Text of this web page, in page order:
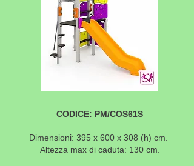
CODICE: PM/COS61S
Dimensioni: 395 x 600 x 308 (h) cm.
Altezza max di caduta: 130 cm.